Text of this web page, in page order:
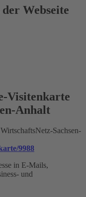
Webseite
Visitenkarte
Anhalt
Sachsen-
9988
in E-Mails,
und